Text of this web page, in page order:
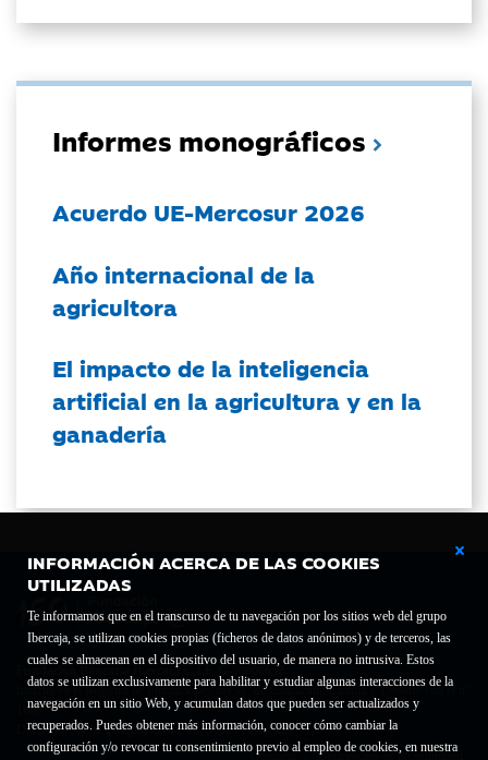
INFORMACIÓN ACERCA DE LAS COOKIES
UTILIZADAS
Te informamos que en el transcurso de tu navegación por los sitios web del grupo
Ibercaja, se utilizan cookies propias (ficheros de datos anónimos) y de terceros, las
cuales se almacenan en el dispositivo del usuario, de manera no intrusiva. Estos
datos se utilizan exclusivamente para habilitar y estudiar algunas interacciones de la
navegación en un sitio Web, y acumulan datos que pueden ser actualizados y
recuperados. Puedes obtener más información, conocer cómo cambiar la
configuración y/o revocar tu consentimiento previo al empleo de cookies, en nuestra
Informes monográficos
Acuerdo UE-Mercosur 2026
Año internacional de la
agricultora
El impacto de la inteligencia
artificial en la agricultura y en la
ganadería
Fundación Bancaria Ibercaja C.I.F. G-50000652.
Inscrita en el Registro de Fundaciones del Mº de Educación, Cultura y Deporte con el nº
1689.
Domicilio social: Joaquín Costa, 13. 50001 Zaragoza.
Contacto
Declaración de accesibilidad